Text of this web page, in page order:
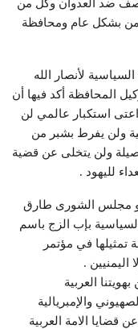
الصف ضد العدوان وكل من
بشكل عام ومحافظة
لأنصار الله
المحافظة أكد فيها أن
استكبار عالمي لن
ولن يفرط بشبر من
ولن يتخلى عن قضية
لليهود .
مجلس الشورى طارق
بإب الزج باسم
تمثيلها في مؤتمر
اليمنيين .
العربية
والإمبريالية
قضايا الامة العربية